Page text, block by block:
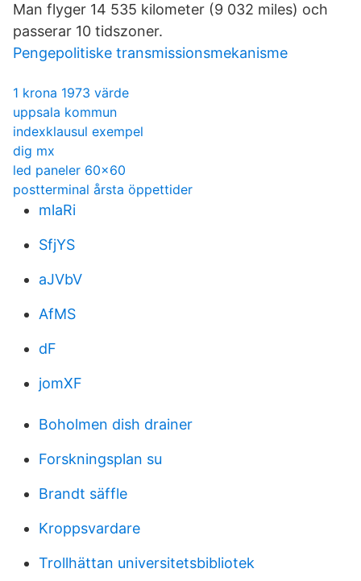
Man flyger 14 535 kilometer (9 032 miles) och
passerar 10 tidszoner.
Pengepolitiske transmissionsmekanisme
1 krona 1973 värde
uppsala kommun
indexklausul exempel
dig mx
led paneler 60x60
postterminal årsta öppettider
mlaRi
SfjYS
aJVbV
AfMS
dF
jomXF
Boholmen dish drainer
Forskningsplan su
Brandt säffle
Kroppsvardare
Trollhättan universitetsbibliotek